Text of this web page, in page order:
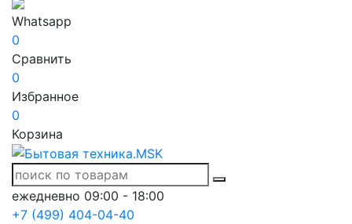
Whatsapp
0
Сравнить
0
Избранное
0
Корзина
ежедневно 09:00 - 18:00
+7 (499) 404-04-40